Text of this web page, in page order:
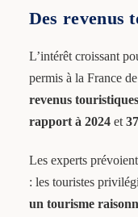
Des revenus
L’intérêt croissant
permis à la France
revenus
rapport à 2024et
Les experts
: les touristes
un tourisme